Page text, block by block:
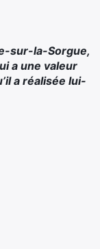
sur-la-Sorgue,
a une valeur
a réalisée lui-